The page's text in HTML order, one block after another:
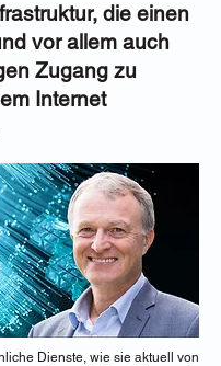
die einen
vor allem auch
Zugang zu
Internet
Dienste, wie sie aktuell von